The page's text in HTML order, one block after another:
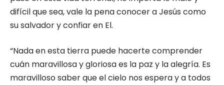
difícil que sea, vale la pena conocer a Jesús como
su salvador y confiar en El.
“Nada en esta tierra puede hacerte comprender
cuán maravillosa y gloriosa es la paz y la alegría. Es
maravilloso saber que el cielo nos espera y a todos